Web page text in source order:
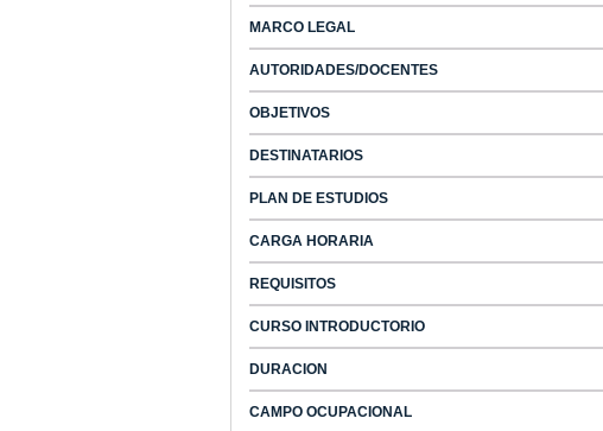
MARCO LEGAL
AUTORIDADES/DOCENTES
OBJETIVOS
DESTINATARIOS
PLAN DE ESTUDIOS
CARGA HORARIA
REQUISITOS
CURSO INTRODUCTORIO
DURACION
CAMPO OCUPACIONAL